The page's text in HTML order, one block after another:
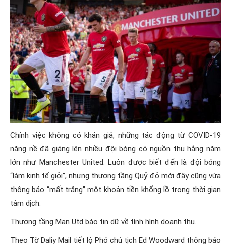
Chính việc không có khán giả, những tác động từ COVID-19
nặng nề đã giáng lên nhiều đội bóng có nguồn thu hằng năm
lớn như Manchester United. Luôn được biết đến là đội bóng
“làm kinh tế giỏi”, nhưng thượng tầng Quỷ đỏ mới đây cũng vừa
thông báo “mất trắng” một khoản tiền khổng lồ trong thời gian
tâm dịch.
Thượng tầng Man Utd báo tin dữ về tình hình doanh thu.
Theo Tờ Daliy Mail tiết lộ Phó chủ tịch Ed Woodward thông báo